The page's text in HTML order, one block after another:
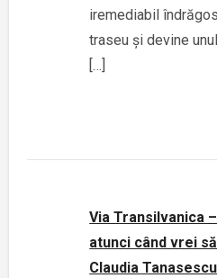
iremediabil
traseu și devine
[…]
Via Transilvanica
atunci când vrei
Claudia Tanasescu